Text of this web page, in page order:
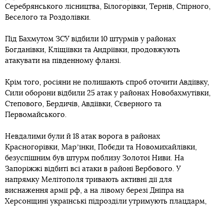
Серебрянського лісництва, Білогорівки, Тернів, Спірного,
Веселого та Роздолівки.
Під Бахмутом ЗСУ відбили 10 штурмів у районах
Богданівки, Кліщіївки та Андріївки, продовжують
атакувати на південному фланзі.
Крім того, росіяни не полишають спроб оточити Авдіївку,
Сили оборони відбили 25 атак у районах Новобахмутівки,
Степового, Бердичів, Авдіївки, Сєверного та
Первомайського.
Невдалими були й 18 атак ворога в районах
Красногорівки, Марʼїнки, Побєди та Новомихайлівки,
безуспішним був штурм поблизу Золотої Ниви. На
Запоріжжі відбиті всі атаки в районі Вербового. У
напрямку Мелітополя тривають активні дії для
виснаження армії рф, а на лівому березі Дніпра на
Херсонщині українські підрозділи утримують плацдарм,